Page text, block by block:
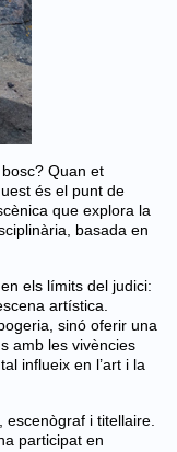
Quan et
és el punt de
que explora la
basada en
els límits del judici:
artística.
sinó oferir una
amb les vivències
influeix en l’art i la
i titellaire.
participat en